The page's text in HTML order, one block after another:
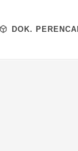
DOK.